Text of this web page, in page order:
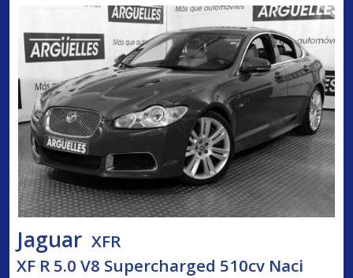
Jaguar XFR
XF R 5.0 V8 Supercharged 510cv Naci